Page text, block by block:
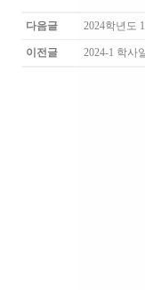
다음글 2024학년도
이전글 2024-1 학사